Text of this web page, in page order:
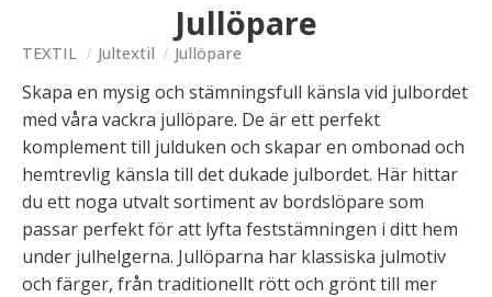
Jullöpare
TEXTIL Jultextil Jullöpare
Skapa en mysig och stämningsfull känsla vid julbordet
med våra vackra jullöpare. De är ett perfekt
komplement till julduken och skapar en ombonad och
hemtrevlig känsla till det dukade julbordet. Här hittar
du ett noga utvalt sortiment av bordslöpare som
passar perfekt för att lyfta feststämningen i ditt hem
under julhelgerna. Jullöparna har klassiska julmotiv
och färger, från traditionellt rött och grönt till mer